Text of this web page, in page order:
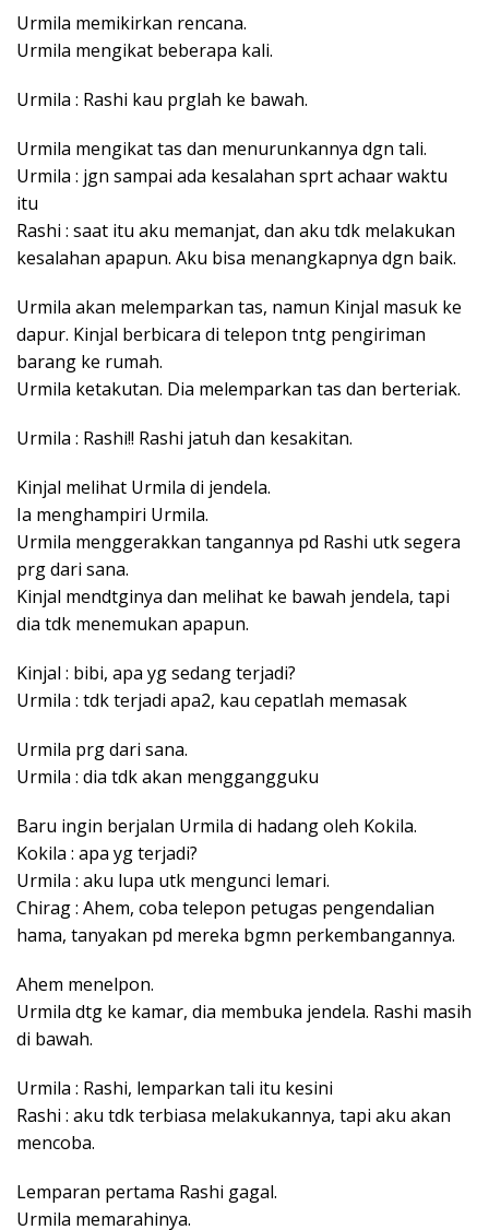
Urmila memikirkan rencana.
Urmila mengikat beberapa kali.
Urmila : Rashi kau prglah ke bawah.
Urmila mengikat tas dan menurunkannya dgn tali.
Urmila : jgn sampai ada kesalahan sprt achaar waktu
itu
Rashi : saat itu aku memanjat, dan aku tdk melakukan
kesalahan apapun. Aku bisa menangkapnya dgn baik.
Urmila akan melemparkan tas, namun Kinjal masuk ke
dapur. Kinjal berbicara di telepon tntg pengiriman
barang ke rumah.
Urmila ketakutan. Dia melemparkan tas dan berteriak.
Urmila : Rashi!! Rashi jatuh dan kesakitan.
Kinjal melihat Urmila di jendela.
Ia menghampiri Urmila.
Urmila menggerakkan tangannya pd Rashi utk segera
prg dari sana.
Kinjal mendtginya dan melihat ke bawah jendela, tapi
dia tdk menemukan apapun.
Kinjal : bibi, apa yg sedang terjadi?
Urmila : tdk terjadi apa2, kau cepatlah memasak
Urmila prg dari sana.
Urmila : dia tdk akan menggangguku
Baru ingin berjalan Urmila di hadang oleh Kokila.
Kokila : apa yg terjadi?
Urmila : aku lupa utk mengunci lemari.
Chirag : Ahem, coba telepon petugas pengendalian
hama, tanyakan pd mereka bgmn perkembangannya.
Ahem menelpon.
Urmila dtg ke kamar, dia membuka jendela. Rashi masih
di bawah.
Urmila : Rashi, lemparkan tali itu kesini
Rashi : aku tdk terbiasa melakukannya, tapi aku akan
mencoba.
Lemparan pertama Rashi gagal.
Urmila memarahinya.